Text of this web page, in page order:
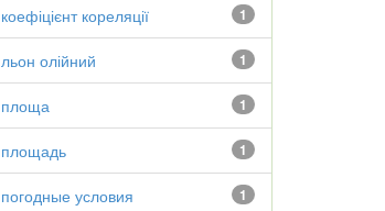
1
коефіцієнт кореляції
1
льон олійний
1
площа
1
площадь
1
погодные условия